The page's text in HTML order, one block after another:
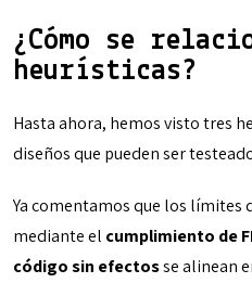
¿Cómo se
heurísticas?
Hasta ahora, hemos visto tres
diseños que pueden ser
Ya comentamos que los límites
mediante el cumplimiento de
código sin efectosse alinean